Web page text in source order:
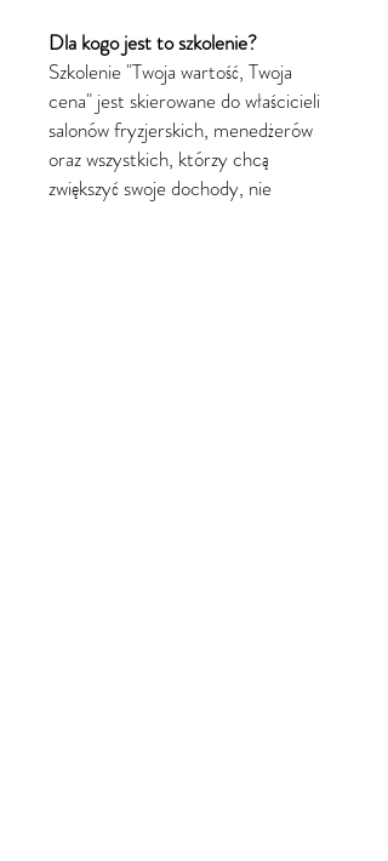
Dla kogo jest to szkolenie?
Szkolenie "Twoja wartość, Twoja
cena" jest skierowane do właścicieli
salonów fryzjerskich, menedżerów
oraz wszystkich, którzy chcą
zwiększyć swoje dochody, nie